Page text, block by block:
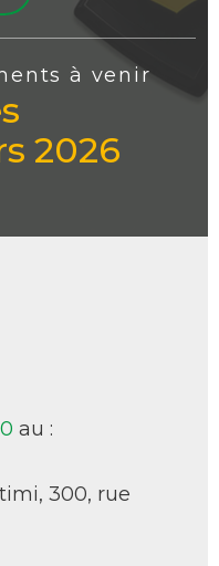
à venir
2026
au :
300, rue